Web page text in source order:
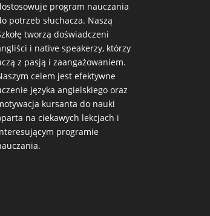
program nauczania
potrzeb słuchacza. Naszą
tworzą doświadczeni
i native speakerzy, którzy
z pasją i zaangażowaniem.
celem jest efektywne
języka angielskiego oraz
kursanta do nauki
na ciekawych lekcjach i
programie